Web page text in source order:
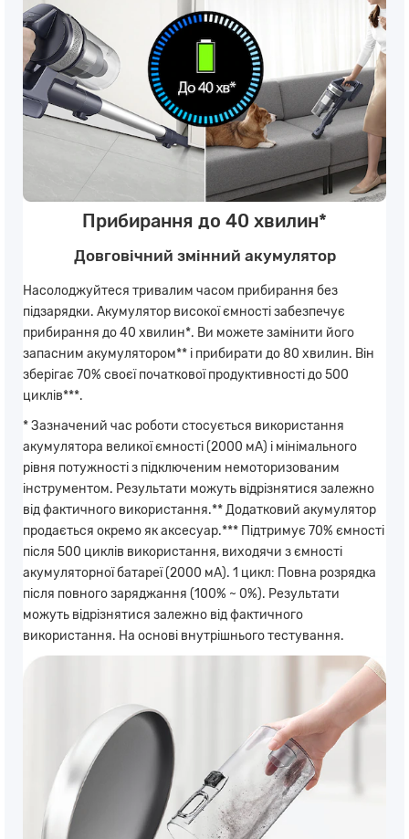
Прибирання до 40 хвилин*
Довговічний змінний акумулятор
Насолоджуйтеся тривалим часом прибирання без
підзарядки. Акумулятор високої ємності забезпечує
прибирання до 40 хвилин*. Ви можете замінити його
запасним акумулятором** і прибирати до 80 хвилин. Він
зберігає 70% своєї початкової продуктивності до 500
циклів***.
* Зазначений час роботи стосується використання
акумулятора великої ємності (2000 мА) і мінімального
рівня потужності з підключеним немоторизованим
інструментом. Результати можуть відрізнятися залежно
від фактичного використання.** Додатковий акумулятор
продається окремо як аксесуар.*** Підтримує 70% ємності
після 500 циклів використання, виходячи з ємності
акумуляторної батареї (2000 мА). 1 цикл: Повна розрядка
після повного заряджання (100% ~ 0%). Результати
можуть відрізнятися залежно від фактичного
використання. На основі внутрішнього тестування.